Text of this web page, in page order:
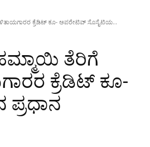
ಕ್ರೆಡಿಟ್ ಕೂ- ಅಪರೇಟಿವ್ ಸೊಸೈಟಿಯ...
ತೆರಿಗೆ
ಕ್ರೆಡಿಟ್ ಕೂ-